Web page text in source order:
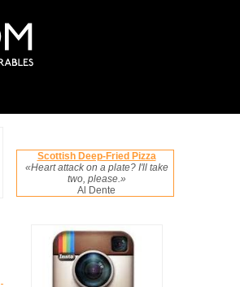
Scottish Deep-Fried Pizza
«Heart attack on a plate? I'll take
two, please.»
Al Dente